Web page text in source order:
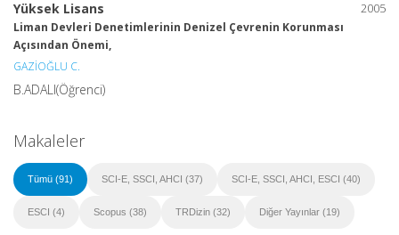
2005
Yüksek Lisans
Liman Devleri Denetimlerinin Denizel Çevrenin Korunması
Açısından Önemi,
GAZİOĞLU C.
B.ADALI(Öğrenci)
Makaleler
Tümü (91) SCI-E, SSCI, AHCI (37) SCI-E, SSCI, AHCI, ESCI (40)
ESCI (4) Scopus (38) TRDizin (32) Diğer Yayınlar (19)